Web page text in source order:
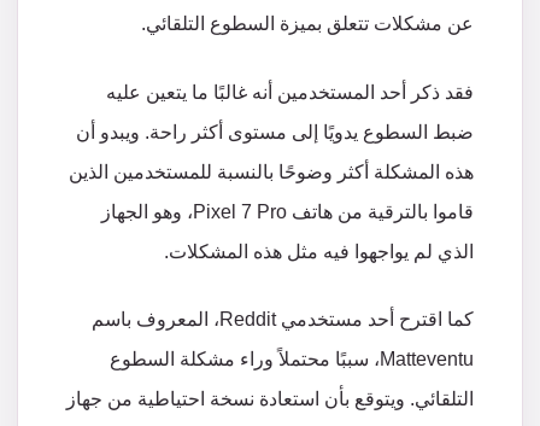
عن مشكلات تتعلق بميزة السطوع التلقائي.
فقد ذكر أحد المستخدمين أنه غالبًا ما يتعين عليه
ضبط السطوع يدويًا إلى مستوى أكثر راحة. ويبدو أن
هذه المشكلة أكثر وضوحًا بالنسبة للمستخدمين الذين
قاموا بالترقية من هاتف ، وهو الجهاز
الذي لم يواجهوا فيه مثل هذه المشكلات.
كما اقترح أحد مستخدمي Reddit ، المعروف باسم
Matteventu، سببًا محتملاً وراء مشكلة السطوع
التلقائي. ويتوقع بأن استعادة نسخة احتياطية من جهاز